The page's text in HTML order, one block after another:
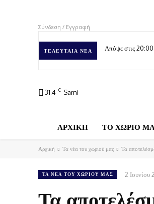
Σύνδεση / Εγγραφή
ΤΕΛΕΥΤΑΊΑ ΝΈΑ Απόψε στις
31.4 C Sami
ΑΡΧΙΚΗ ΤΟ ΧΩΡΙΟ
Αρχική Τα νέα του χωριού μας Τα
ΤΑ ΝΈΑ ΤΟΥ ΧΩΡΙΟΎ ΜΑΣ 2 Ιουνίου
Τα